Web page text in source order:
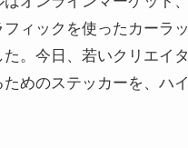
ィックを使ったカーラッ
。今日、若いクリエイタ
めのステッカーを、ハイ